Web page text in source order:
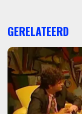
GERELATEERD